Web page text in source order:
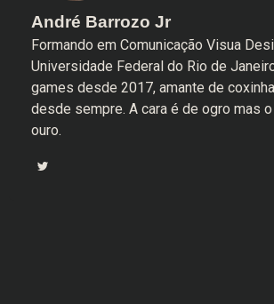
André Barrozo Jr
Formando em Comunicação Visua
Universidade Federal do Rio de
games desde 2017, amante de
desde sempre. A cara é de ogro mas
ouro.